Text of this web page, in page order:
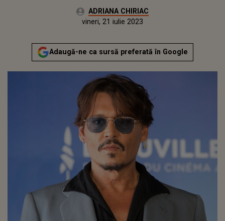
Autor:ADRIANA CHIRIAC
Actualizat:
vineri, 21 iulie 2023
Adaugă-ne ca sursă preferată în Google